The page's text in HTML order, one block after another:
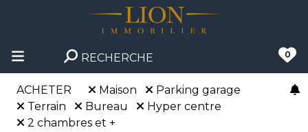
RECHERCHE 0
ACHETER Maison
Parking garage
Terrain
Bureau
Hyper centre
2 chambres et +